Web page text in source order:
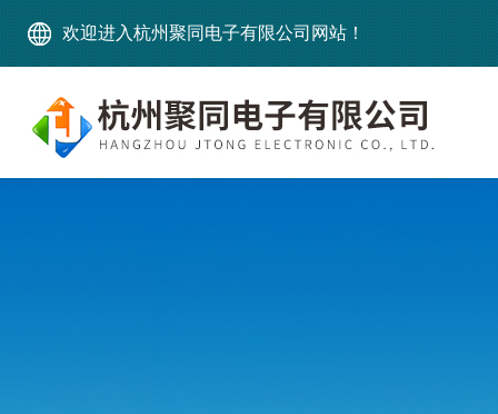
欢迎进入杭州聚同电子有限公司网站！